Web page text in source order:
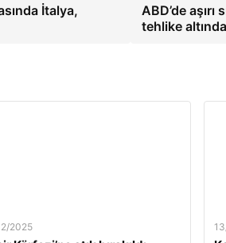
İtalya,
ABD’de
tehlike
2025